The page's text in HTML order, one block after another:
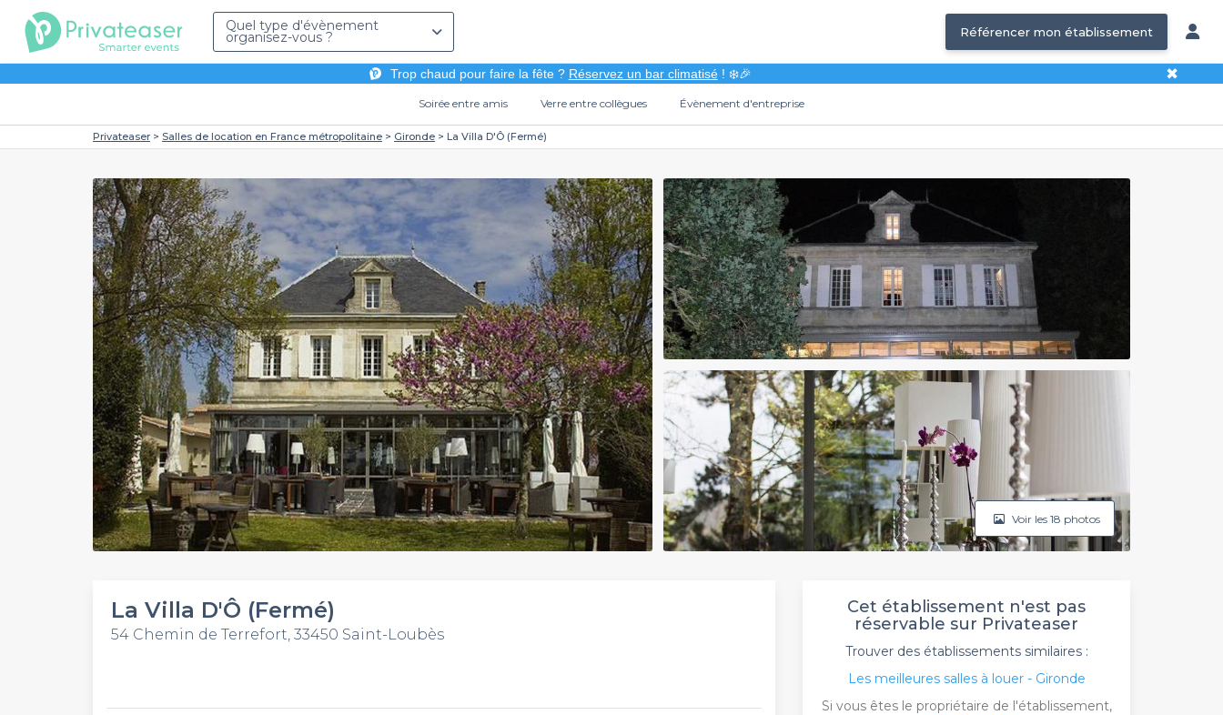
Quel type d'évènement
organisez-vous ? Référencer mon établissement
Trop chaud pour faire la fête ? Réservez un bar climatisé! ❄️🎉 ✖
Soirée entre amis Verre entre collègues Évènement d'entreprise
Privateaser Salles de location en France métropolitaine Gironde La Villa D'Ô (Fermé)
Voir les 18 photos
La Villa D'Ô (Fermé)
54 Chemin de Terrefort, 33450 Saint-Loubès
Cet établissement n'est pas
réservable sur Privateaser
Trouver des établissements similaires :
Les meilleures salles à louer - Gironde
Si vous êtes le propriétaire de l'établissement,